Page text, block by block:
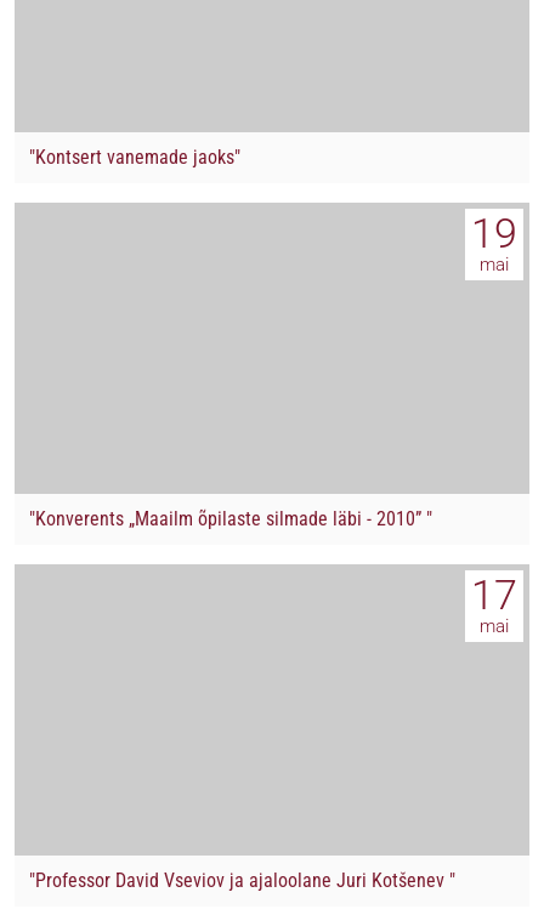
"Kontsert vanemade jaoks"
19
mai
"Konverents „Maailm õpilaste silmade läbi - 2010” "
17
mai
"Professor David Vseviov ja ajaloolane Juri Kotšenev "